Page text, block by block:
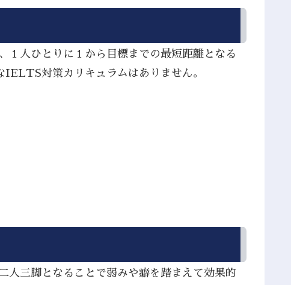
人ひとりに１から目標までの最短距離となる
対策カリキュラムはありません。
三脚となることで弱みや癖を踏まえて効果的